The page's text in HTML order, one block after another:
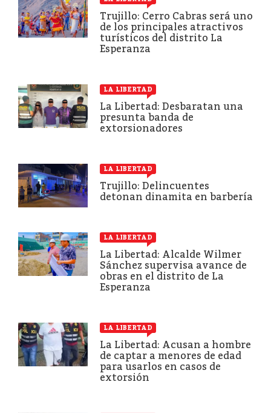
Trujillo: Cerro Cabras será uno
de los principales atractivos
turísticos del distrito La
Esperanza
LA LIBERTAD
La Libertad: Desbaratan una
presunta banda de
extorsionadores
LA LIBERTAD
Trujillo: Delincuentes
detonan dinamita en barbería
LA LIBERTAD
La Libertad: Alcalde Wilmer
Sánchez supervisa avance de
obras en el distrito de La
Esperanza
LA LIBERTAD
La Libertad: Acusan a hombre
de captar a menores de edad
para usarlos en casos de
extorsión